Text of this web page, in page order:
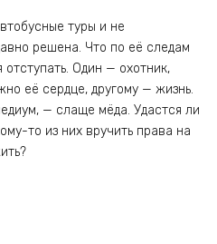
туры и не
решена. Что по её следам
Один — охотник,
её сердце, другому — жизнь.
— слаще мёда. Удастся ли
то из них вручить права на